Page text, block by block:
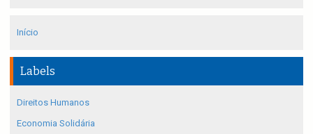
Início
Labels
Direitos Humanos
Economia Solidária